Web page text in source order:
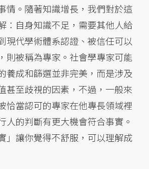
情。隨著知識增長，我們對於這
：自身知識不足，需要其他人給
現代學術體系認證、被信任可以
則被稱為專家。社會學專家可能
養成和篩選並非完美，而是涉及
甚至歧視的因素，不過，一般來
恰當認可的專家在他專長領域裡
人的判斷有更大機會符合事實。
」讓你覺得不舒服，可以理解成